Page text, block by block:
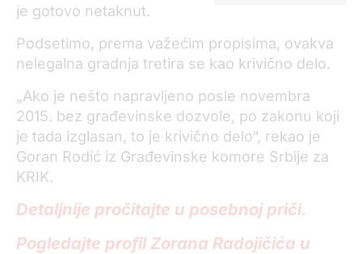
je gotovo netaknut.
Podsetimo, prema važećim propisima, ovakva
nelegalna gradnja tretira se kao krivično delo.
„Ako je nešto napravljeno posle novembra
2015. bez građevinske dozvole, po zakonu koji
je tada izglasan, to je krivično delo“, rekao je
Goran Rodić iz Građevinske komore Srbije za
KRIK.
Detaljnije pročitajte u posebnoj priči.
Pogledajte profil Zorana Radojičića u